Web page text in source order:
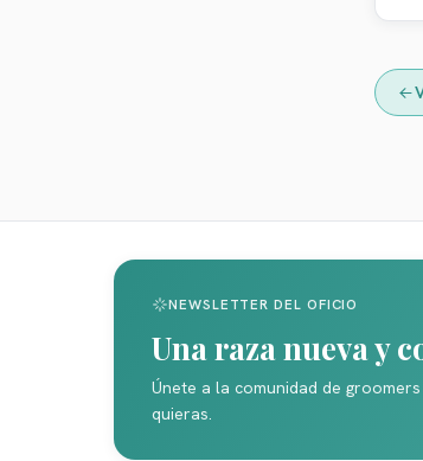
NEWSLETTER DEL OFICIO
Una raza nueva y
Únete a la comunidad de
quieras.